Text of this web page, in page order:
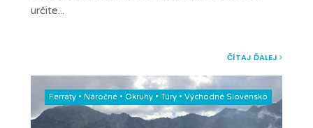
určite...
ČÍTAJ ĎALEJ
Ferraty • Náročné • Okruhy • Túry • Východné Slovensko